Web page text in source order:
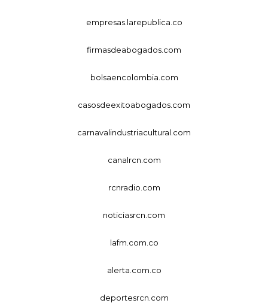
empresas.larepublica.co
firmasdeabogados.com
bolsaencolombia.com
casosdeexitoabogados.com
carnavalindustriacultural.com
canalrcn.com
rcnradio.com
noticiasrcn.com
lafm.com.co
alerta.com.co
deportesrcn.com